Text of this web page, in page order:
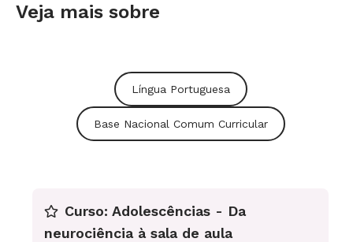
Veja mais sobre
Língua Portuguesa
Base Nacional Comum Curricular
Curso: Adolescências - Da
neurociência à sala de aula